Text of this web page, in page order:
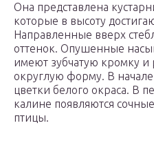
Она представлена
которые в высоту
Направленные вверх
оттенок. Опушенные
имеют зубчатую кромку
округлую форму. В начале
цветки белого окраса. В
калине появляются
птицы.